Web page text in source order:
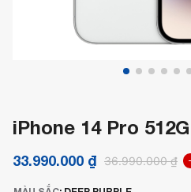
iPhone 14 Pro
36.990.000₫
33.990.000 ₫